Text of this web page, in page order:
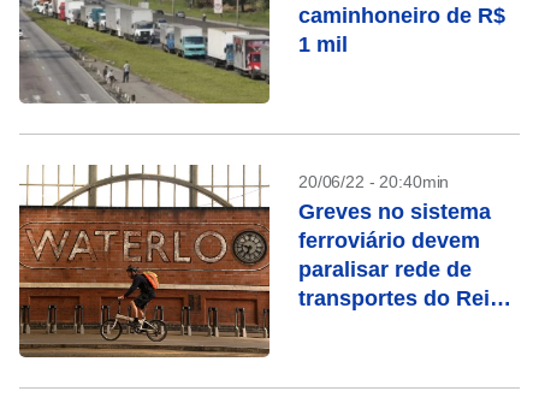
caminhoneiro de R$
1 mil
20/06/22 - 20:40min
Greves no sistema
ferroviário devem
paralisar rede de
transportes do Reino